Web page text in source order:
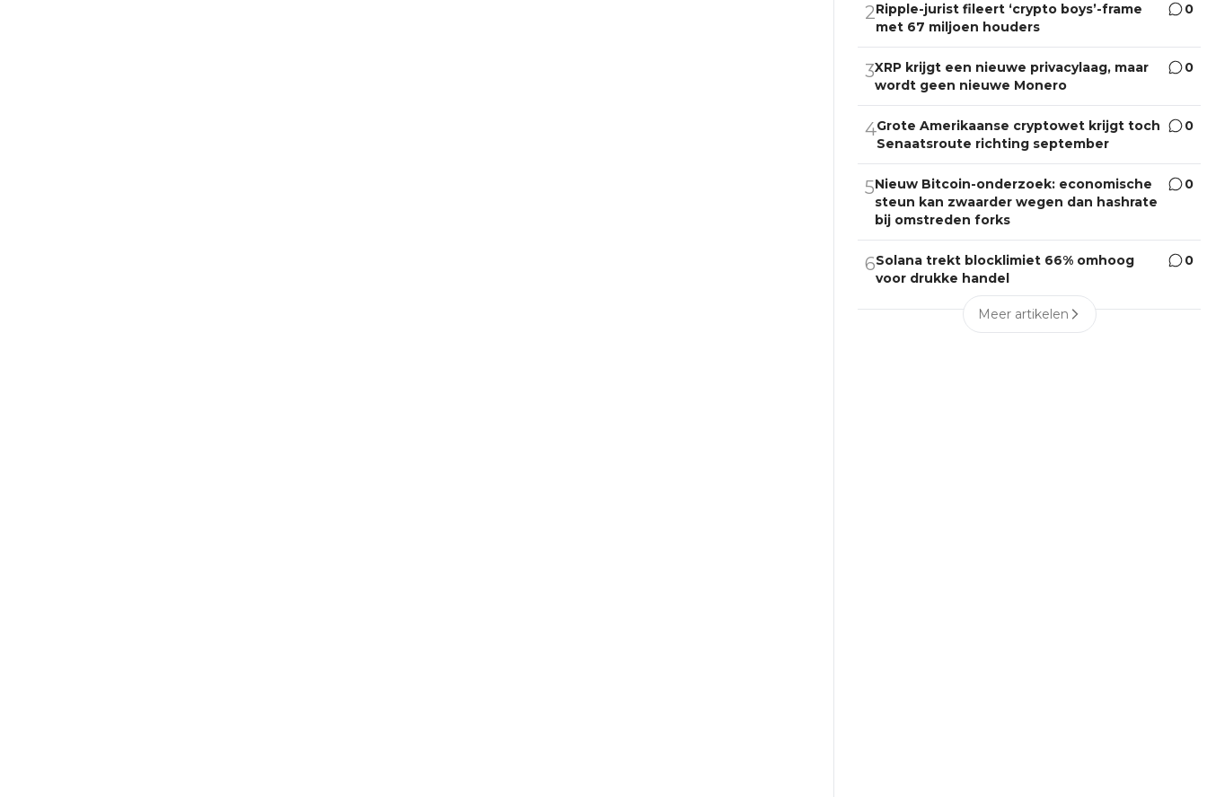
2Ripple-jurist fileert ‘crypto boys’-frame
met 67 miljoen houders
0
3XRP krijgt een nieuwe privacylaag, maar
wordt geen nieuwe Monero
0
4Grote Amerikaanse cryptowet krijgt toch
Senaatsroute richting september
0
5Nieuw Bitcoin-onderzoek: economische
steun kan zwaarder wegen dan hashrate
bij omstreden forks
0
6Solana trekt blocklimiet 66% omhoog
voor drukke handel
0
Meer artikelen